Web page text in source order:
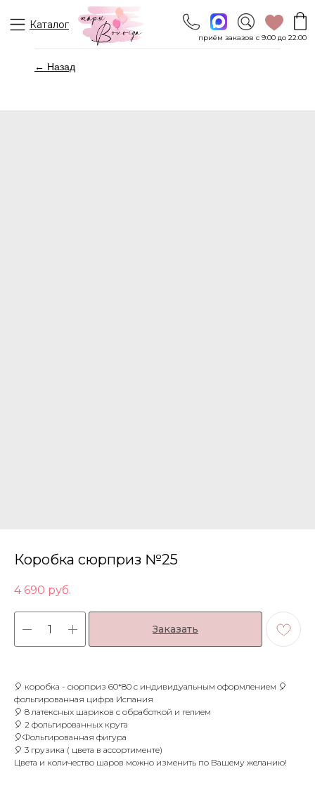
Каталог
приём заказов с 9:00 до 22:00
← Назад
Коробка сюрприз №25
4 690 руб.
Заказать
🎈 коробка - сюрприз 60*80 с индивидуальным оформлением 🎈
фольгированная цифра Испания
🎈 8 латексных шариков с обработкой и гелием
🎈 2 фольгированных круга
🎈Фольгированная фигура
🎈 3 грузика ( цвета в ассортименте)
Цвета и количество шаров можно изменить по Вашему желанию!